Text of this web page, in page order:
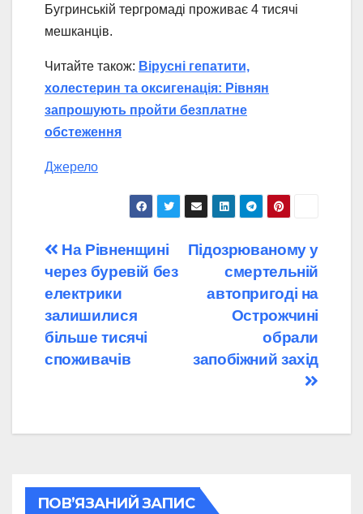
Бугринській тергромаді проживає 4 тисячі
мешканців.
Читайте також: Вірусні гепатити,
холестерин та оксигенація: Рівнян
запрошують пройти безплатне
обстеження
Джерело
Навігація
записів
Підозрюваному у
смертельній
автопригоді на
Острожчині
обрали
запобіжний захід
На Рівненщині
через буревій без
електрики
залишилися
більше тисячі
споживачів
ПОВ’ЯЗАНИЙ ЗАПИС